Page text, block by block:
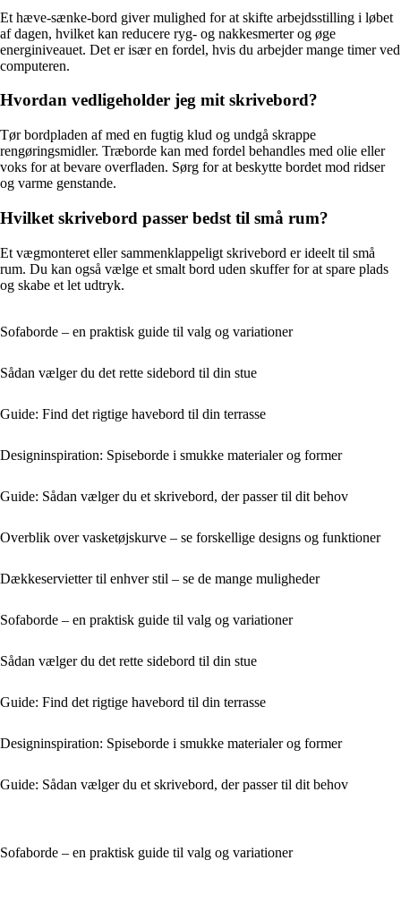
Et hæve-sænke-bord giver mulighed for at skifte arbejdsstilling i løbet
af dagen, hvilket kan reducere ryg- og nakkesmerter og øge
energiniveauet. Det er især en fordel, hvis du arbejder mange timer ved
computeren.
Hvordan vedligeholder jeg mit skrivebord?
Tør bordpladen af med en fugtig klud og undgå skrappe
rengøringsmidler. Træborde kan med fordel behandles med olie eller
voks for at bevare overfladen. Sørg for at beskytte bordet mod ridser
og varme genstande.
Hvilket skrivebord passer bedst til små rum?
Et vægmonteret eller sammenklappeligt skrivebord er ideelt til små
rum. Du kan også vælge et smalt bord uden skuffer for at spare plads
og skabe et let udtryk.
Sofaborde – en praktisk guide til valg og variationer
Sådan vælger du det rette sidebord til din stue
Guide: Find det rigtige havebord til din terrasse
Designinspiration: Spiseborde i smukke materialer og former
Guide: Sådan vælger du et skrivebord, der passer til dit behov
Overblik over vasketøjskurve – se forskellige designs og funktioner
Dækkeservietter til enhver stil – se de mange muligheder
Sofaborde – en praktisk guide til valg og variationer
Sådan vælger du det rette sidebord til din stue
Guide: Find det rigtige havebord til din terrasse
Designinspiration: Spiseborde i smukke materialer og former
Guide: Sådan vælger du et skrivebord, der passer til dit behov
Sofaborde – en praktisk guide til valg og variationer